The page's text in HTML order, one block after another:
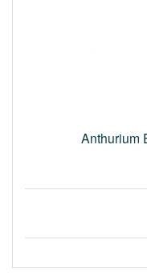
Anthurium